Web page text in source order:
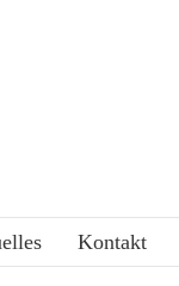
Kontakt